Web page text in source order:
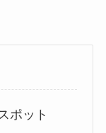
ポット